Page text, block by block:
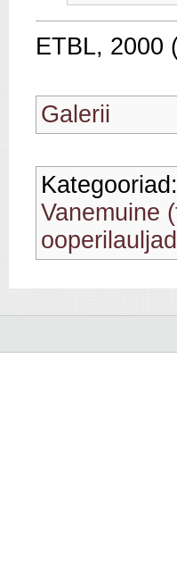
ETBL, 2000
Galerii
Kategooriad:
Vanemuine
ooperilauljad